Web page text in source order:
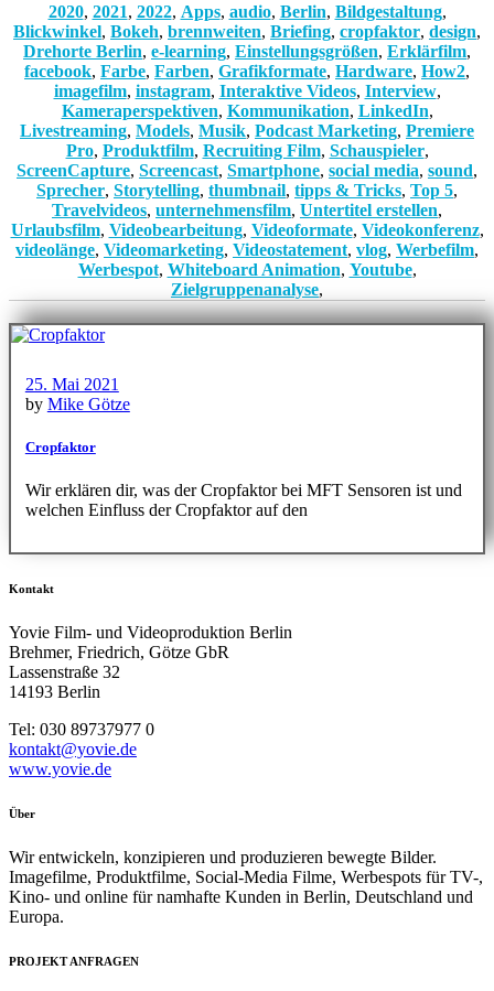
2020, 2021, 2022, Apps, audio, Berlin, Bildgestaltung,
Blickwinkel, Bokeh, brennweiten, Briefing, cropfaktor, design,
Drehorte Berlin, e-learning, Einstellungsgrößen, Erklärfilm,
facebook, Farbe, Farben, Grafikformate, Hardware, How2,
imagefilm, instagram, Interaktive Videos, Interview,
Kameraperspektiven, Kommunikation, LinkedIn,
Livestreaming, Models, Musik, Podcast Marketing, Premiere
Pro, Produktfilm, Recruiting Film, Schauspieler,
ScreenCapture, Screencast, Smartphone, social media, sound,
Sprecher, Storytelling, thumbnail, tipps & Tricks, Top 5,
Travelvideos, unternehmensfilm, Untertitel erstellen,
Urlaubsfilm, Videobearbeitung, Videoformate, Videokonferenz,
videolänge, Videomarketing, Videostatement, vlog, Werbefilm,
Werbespot, Whiteboard Animation, Youtube,
Zielgruppenanalyse,
25. Mai 2021
by Mike Götze
Cropfaktor
Wir erklären dir, was der Cropfaktor bei MFT Sensoren ist und
welchen Einfluss der Cropfaktor auf den
Kontakt
Yovie Film- und Videoproduktion Berlin
Brehmer, Friedrich, Götze GbR
Lassenstraße 32
14193 Berlin
Tel: 030 89737977 0
kontakt@yovie.de
www.yovie.de
Über
Wir entwickeln, konzipieren und produzieren bewegte Bilder.
Imagefilme, Produktfilme, Social-Media Filme, Werbespots für TV-,
Kino- und online für namhafte Kunden in Berlin, Deutschland und
Europa.
PROJEKT ANFRAGEN